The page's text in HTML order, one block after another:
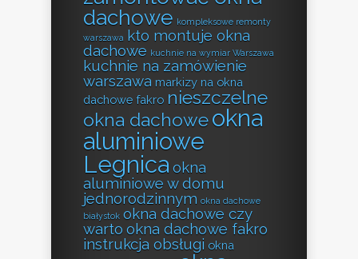
dachowe kompleksowe remonty
warszawa kto montuje okna
dachowe kuchnie na wymiar Warszawa
kuchnie na zamówienie
warszawa markizy na okna
dachowe fakro nieszczelne
okna dachoweokna
aluminiowe
Legnica okna
aluminiowe w domu
jednorodzinnym okna dachowe
białystok okna dachowe czy
warto okna dachowe fakro
instrukcja obsługi okna